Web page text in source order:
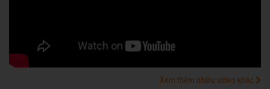
Xem thêm nhiều video khác